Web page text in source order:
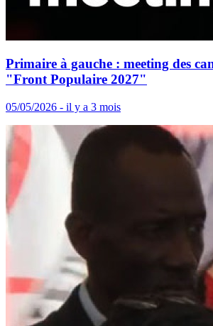
Primaire à gauche : meeting des
"Front Populaire 2027"
05/05/2026 - il y a 3 mois